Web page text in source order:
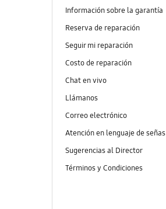
Información sobre la garantía
Reserva de reparación
Seguir mi reparación
Costo de reparación
Chat en vivo
Llámanos
Correo electrónico
Atención en lenguaje de señas
Sugerencias al Director
Términos y Condiciones